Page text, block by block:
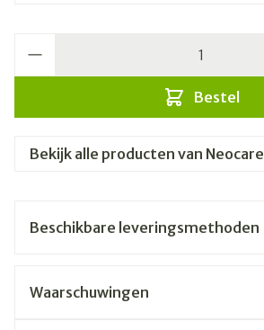
Bestel
Bekijk alle producten van Neocare
Beschikbare leveringsmethoden
Waarschuwingen